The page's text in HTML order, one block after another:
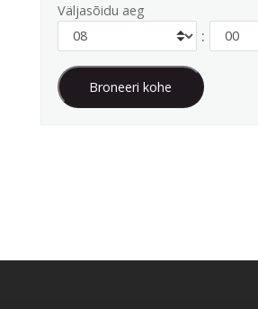
Väljasõidu aeg
: